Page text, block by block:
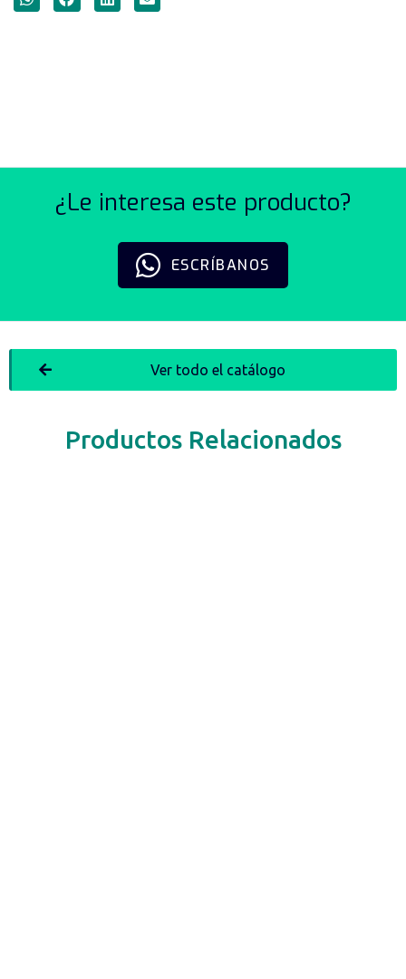
¿Le interesa este producto?
ESCRÍBANOS
Productos Relacionados
Ver todo el catálogo